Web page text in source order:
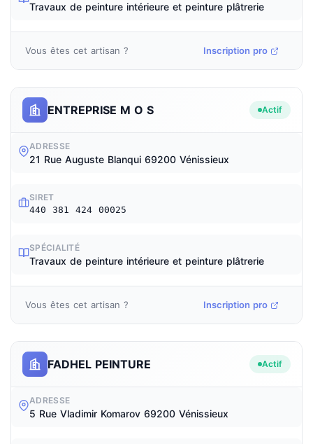
Travaux de peinture intérieure et peinture plâtrerie
Vous êtes cet artisan ? Inscription pro
ENTREPRISE M O S Actif
ADRESSE
21 Rue Auguste Blanqui 69200 Vénissieux
SIRET
440 381 424 00025
SPÉCIALITÉ
Travaux de peinture intérieure et peinture plâtrerie
Vous êtes cet artisan ? Inscription pro
FADHEL PEINTURE Actif
ADRESSE
5 Rue Vladimir Komarov 69200 Vénissieux